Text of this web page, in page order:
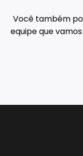
Você também
equipe que